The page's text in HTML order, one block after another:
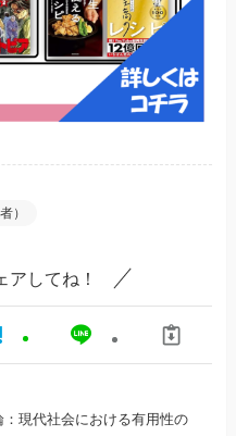
）
アしてね！
現代社会における有用性の